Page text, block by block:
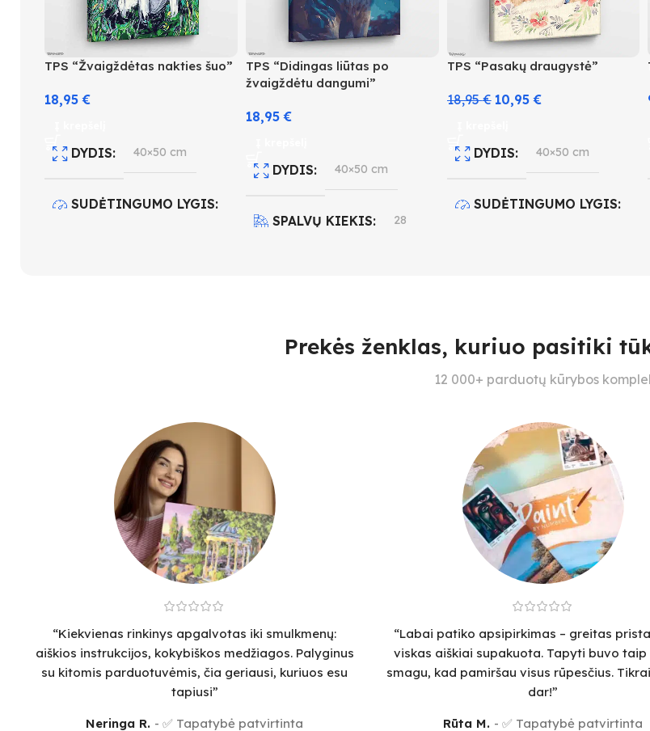
TPS “Žvaigždėtas nakties šuo”
18,95€
DYDIS 40×50 cm
SUDĖTINGUMO LYGIS
TPS “Didingas liūtas po
žvaigždėtu dangumi”
18,95€
DYDIS 40×50 cm
SPALVŲ KIEKIS 28
TPS “Pasakų draugystė”
18,95€ 10,95€
DYDIS 40×50 cm
SUDĖTINGUMO LYGIS
Prekės ženklas, kuriuo pasitiki
12 000+ parduotų kūrybos
“Kiekvienas rinkinys apgalvotas iki smulkmenų:
aiškios instrukcijos, kokybiškos medžiagos. Palyginus
su kitomis parduotuvėmis, čia geriausi, kuriuos esu
tapiusi”
Neringa R. ✅ Tapatybė patvirtinta
“Labai patiko apsipirkimas – greitas
viskas aiškiai supakuota. Tapyti buvo taip
smagu, kad pamiršau visus rūpesčius.
dar!”
Rūta M. ✅ Tapatybė patvirtinta